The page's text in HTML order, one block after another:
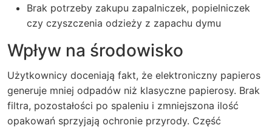
Brak potrzeby zakupu zapalniczek, popielniczek
czy czyszczenia odzieży z zapachu dymu
Wpływ na środowisko
Użytkownicy doceniają fakt, że elektroniczny papieros
generuje mniej odpadów niż klasyczne papierosy. Brak
filtra, pozostałości po spaleniu i zmniejszona ilość
opakowań sprzyjają ochronie przyrody. Część